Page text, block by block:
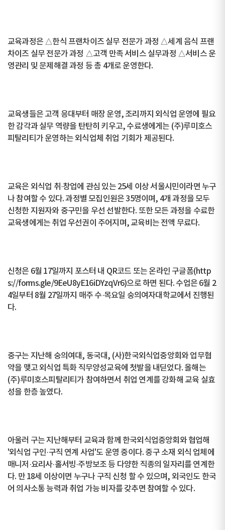
교육과정은 △한식 프랜차이즈 실무 전문가 과정 △세계 음식 프랜
차이즈 실무 전문가 과정 △고객 만족 서비스 실무과정 △서비스 운
영관리 및 문제해결 과정 등 총 4개로 운영한다.
교육생들은 고객 응대부터 매장 운영, 조리까지 외식업 운영에 필요
한 감각과 실무 역량을 탄탄히 키우고, 수료생에게는 (주)루미호스
피탈리티가 운영하는 외식업체 취업 기회가 제공된다.
교육은 외식업 취·창업에 관심 있는 25세 이상 서울시민이라면 누구
나 참여할 수 있다. 과정별 모집인원은 35명이며, 4개 과정을 모두
신청한 지원자와 중구민을 우선 선발한다. 또한 모든 과정을 수료한
교육생에게는 취업 우선권이 주어지며, 교육비는 전액 무료다.
신청은 6월 17일까지 포스터 내 QR코드 또는 온라인 구글폼(http
s://forms.gle/9EeU8yE16iDYzqVr6)으로 하면 된다. 수업은 6월 2
4일부터 8월 27일까지 매주 수·목요일 숭의여자대학교에서 진행된
다.
중구는 지난해 숭의여대, 동국대, (사)한국외식업중앙회와 업무협
약을 맺고 외식업 특화 직무양성교육에 첫발을 내딛었다. 올해는
(주)루미호스피탈리티가 참여하면서 취업 연계를 강화해 교육 실효
성을 한층 높였다.
아울러 구는 지난해부터 교육과 함께 한국외식업중앙회와 협업해
'외식업 구인·구직 연계 사업'도 운영 중이다. 중구 소재 외식 업체에
매니저·요리사·홀서빙·주방보조 등 다양한 직종의 일자리를 연계한
다. 만 18세 이상이면 누구나 구직 신청 할 수 있으며, 외국인도 한국
어 의사소통 능력과 취업 가능 비자를 갖추면 참여할 수 있다.